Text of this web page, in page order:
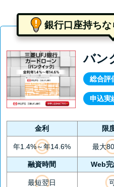
銀行口座持ちな
バン
総合評
申込実
金利 限
年1.4%～年14.6% 最大
融資時間 Web
最短翌日